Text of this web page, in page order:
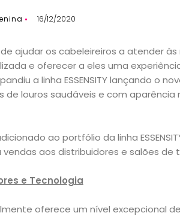
16/12/2020
ajudar os cabeleireiros a atender
e oferecer a eles uma
a linha ESSENSITY lançando o
de louros saudáveis e com aparência
ao portfólio da linha
aos distribuidores e salões de
e Tecnologia
oferece um nível excepcional